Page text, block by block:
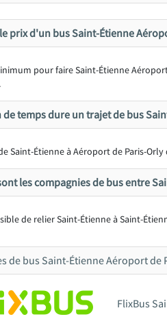
prix d'un bus Saint-Étienne
pour faire Saint-Étienne
de temps dure un trajet de bus
Saint-Étienne à Aéroport de Paris-
les compagnies de bus entre
de relier Saint-Étienne à Saint-
de bus Saint-Étienne Aéroport de
FlixBus